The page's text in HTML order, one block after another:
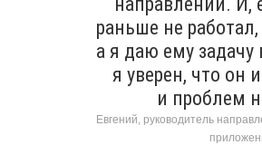
раньше не
а я даю ему задачу
я уверен, что он
и проблем
Евгений, руководитель